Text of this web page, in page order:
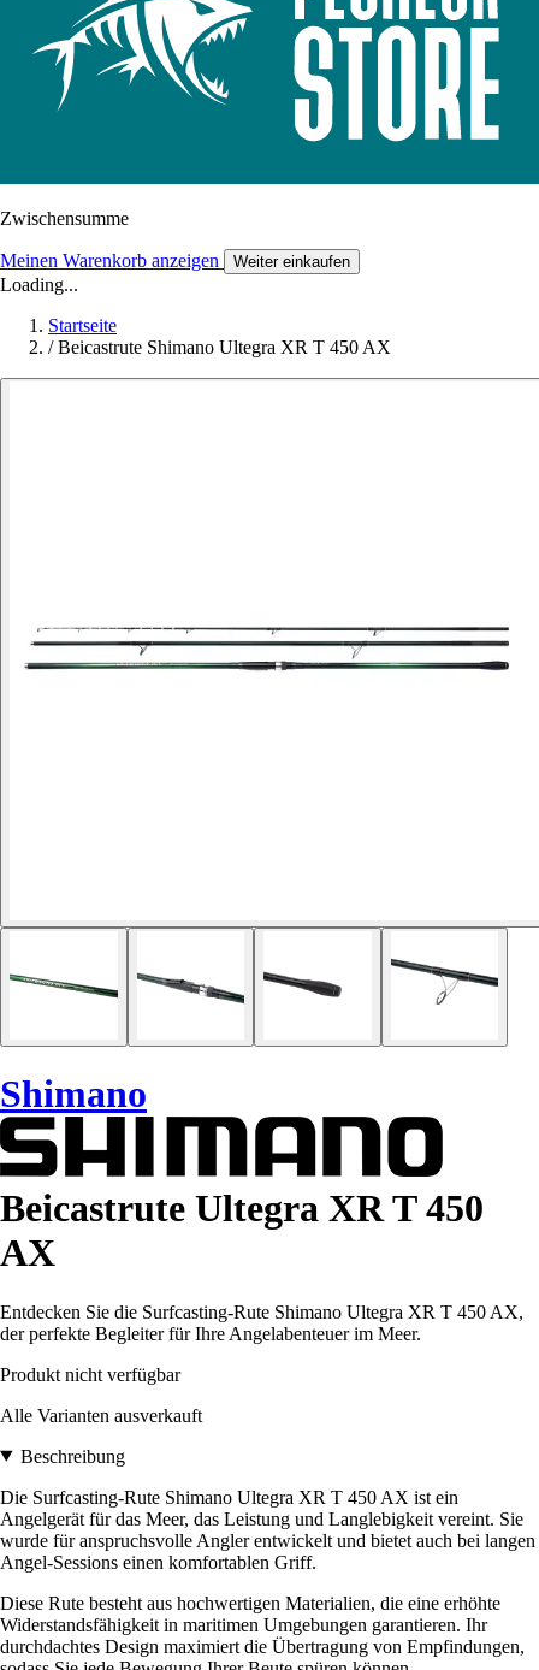
Zwischensumme
Meinen Warenkorb anzeigen Weiter einkaufen
Loading...
Startseite
/ Beicastrute Shimano Ultegra XR T 450 AX
Shimano
Beicastrute Ultegra XR T 450
AX
Entdecken Sie die Surfcasting-Rute Shimano Ultegra XR T 450 AX,
der perfekte Begleiter für Ihre Angelabenteuer im Meer.
Produkt nicht verfügbar
Alle Varianten ausverkauft
Beschreibung
Die Surfcasting-Rute Shimano Ultegra XR T 450 AX ist ein
Angelgerät für das Meer, das Leistung und Langlebigkeit vereint. Sie
wurde für anspruchsvolle Angler entwickelt und bietet auch bei langen
Angel-Sessions einen komfortablen Griff.
Diese Rute besteht aus hochwertigen Materialien, die eine erhöhte
Widerstandsfähigkeit in maritimen Umgebungen garantieren. Ihr
durchdachtes Design maximiert die Übertragung von Empfindungen,